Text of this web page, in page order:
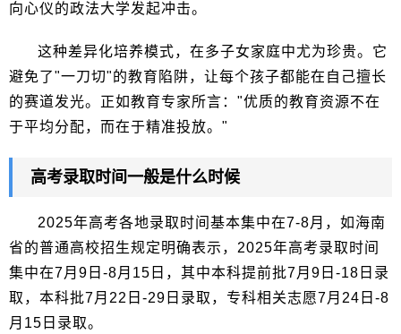
向心仪的政法大学发起冲击。
这种差异化培养模式，在多子女家庭中尤为珍贵。它
避免了"一刀切"的教育陷阱，让每个孩子都能在自己擅长
的赛道发光。正如教育专家所言："优质的教育资源不在
于平均分配，而在于精准投放。"
高考录取时间一般是什么时候
2025年高考各地录取时间基本集中在7-8月，如海南
省的普通高校招生规定明确表示，2025年高考录取时间
集中在7月9日-8月15日，其中本科提前批7月9日-18日录
取，本科批7月22日-29日录取，专科相关志愿7月24日-8
月15日录取。